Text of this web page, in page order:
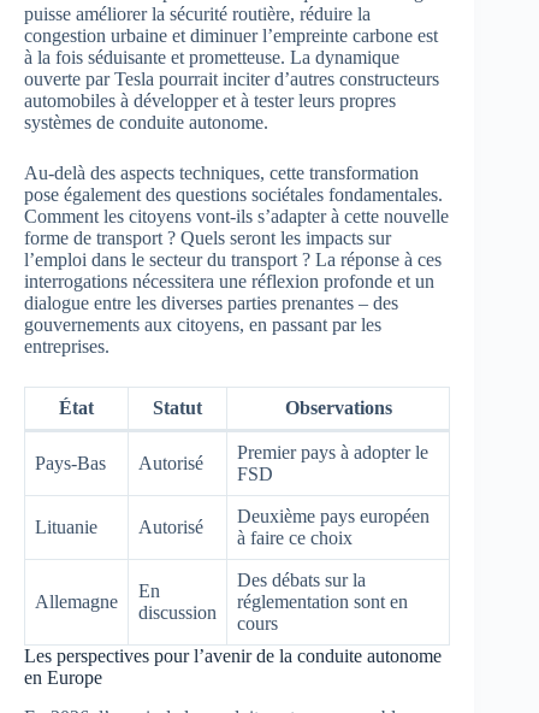
puisse améliorer la sécurité routière, réduire la
congestion urbaine et diminuer l’empreinte carbone est
à la fois séduisante et prometteuse. La dynamique
ouverte par Tesla pourrait inciter d’autres constructeurs
automobiles à développer et à tester leurs propres
systèmes de conduite autonome.
Au-delà des aspects techniques, cette transformation
pose également des questions sociétales fondamentales.
Comment les citoyens vont-ils s’adapter à cette nouvelle
forme de transport ? Quels seront les impacts sur
l’emploi dans le secteur du transport ? La réponse à ces
interrogations nécessitera une réflexion profonde et un
dialogue entre les diverses parties prenantes – des
gouvernements aux citoyens, en passant par les
entreprises.
État Statut Observations
Pays-Bas Autorisé
Premier pays à adopter le
FSD
Lituanie Autorisé
Deuxième pays européen
à faire ce choix
Allemagne
En
discussion
Des débats sur la
réglementation sont en
cours
Les perspectives pour l’avenir de la conduite autonome
en Europe